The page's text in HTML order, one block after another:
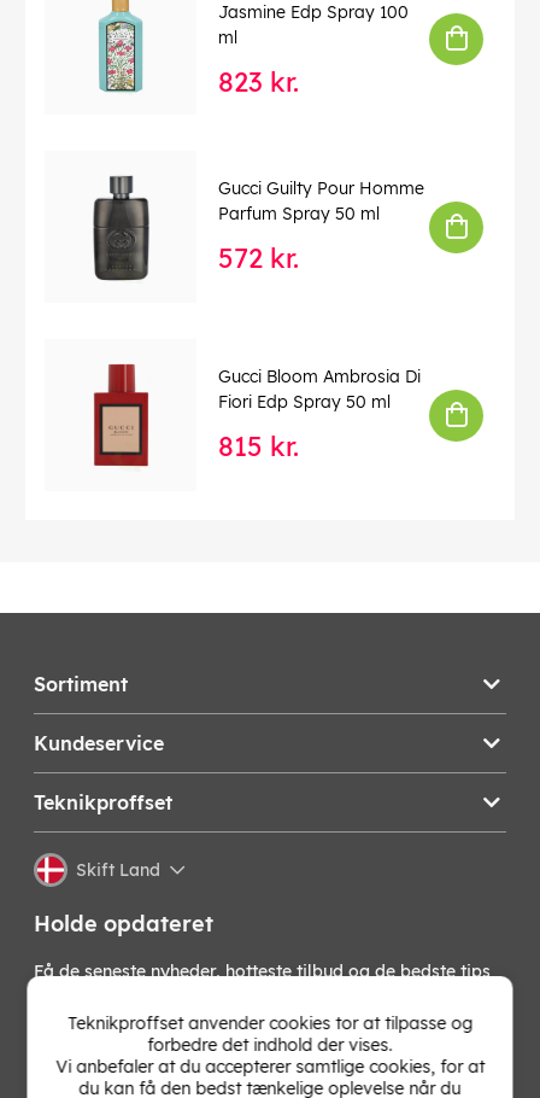
Jasmine Edp Spray 100
ml
823 kr.
Gucci Guilty Pour Homme
Parfum Spray 50 ml
572 kr.
Gucci Bloom Ambrosia Di
Fiori Edp Spray 50 ml
815 kr.
Sortiment
Kundeservice
Teknikproffset
Skift Land
Holde opdateret
Få de seneste nyheder, hotteste tilbud og de bedste tips
nyhedsbrev!
OK
Teknikproffset anvender cookies tor at tilpasse og
forbedre det indhold der vises.
Vi anbefaler at du accepterer samtlige cookies, for at
du kan få den bedst tænkelige oplevelse når du